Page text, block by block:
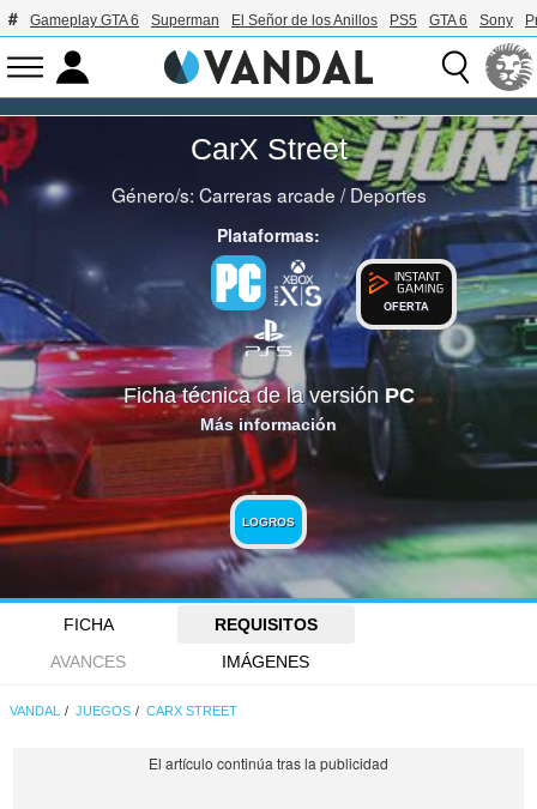
Gameplay GTA 6 Superman El Señor de los Anillos PS5 GTA 6 Sony
CarX Street
Género/s:Carreras arcade /Deportes
Plataformas:
OFERTA
Ficha técnica de la versión PC
Más información
LOGROS
FICHA
REQUISITOS
AVANCES
IMÁGENES
VANDAL JUEGOS CARX STREET